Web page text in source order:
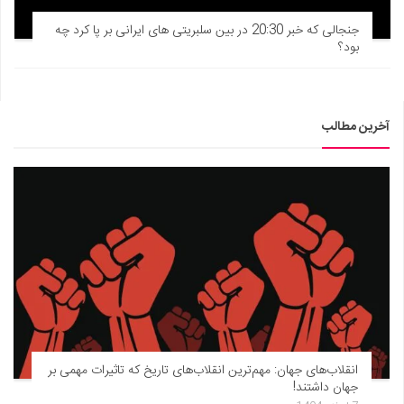
دانستنی‌ها
بازی
مسابقه
جنجالی که خبر 20:30 در بین سلبریتی های ایرانی بر پا کرد چه
بود؟
آخرین مطالب
انقلاب‌های جهان: مهم‌ترین انقلاب‌های تاریخ که تاثیرات مهمی بر
جهان داشتند!